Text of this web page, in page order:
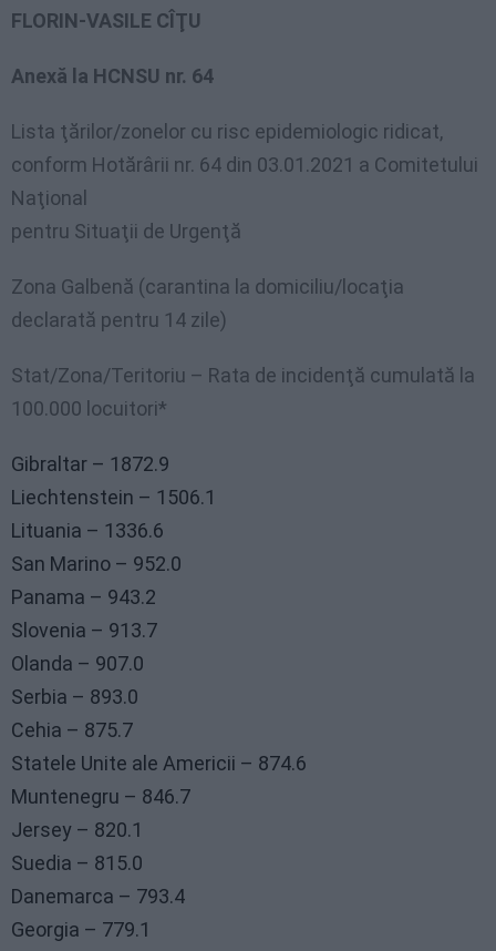
FLORIN-VASILE CÎŢU
Anexă la HCNSU nr. 64
Lista ţărilor/zonelor cu risc epidemiologic ridicat,
conform Hotărârii nr. 64 din 03.01.2021 a Comitetului
Naţional
pentru Situaţii de Urgenţă
Zona Galbenă (carantina la domiciliu/locaţia
declarată pentru 14 zile)
Stat/Zona/Teritoriu – Rata de incidenţă cumulată la
100.000 locuitori*
Gibraltar – 1872.9
Liechtenstein – 1506.1
Lituania – 1336.6
San Marino – 952.0
Panama – 943.2
Slovenia – 913.7
Olanda – 907.0
Serbia – 893.0
Cehia – 875.7
Statele Unite ale Americii – 874.6
Muntenegru – 846.7
Jersey – 820.1
Suedia – 815.0
Danemarca – 793.4
Georgia – 779.1